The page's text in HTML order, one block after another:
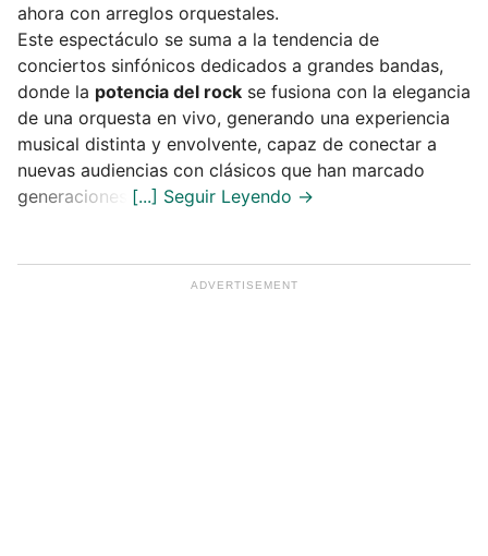
ahora con arreglos orquestales.
Este espectáculo se suma a la tendencia de
conciertos sinfónicos dedicados a grandes bandas,
donde la potencia del rock se fusiona con la elegancia
de una orquesta en vivo, generando una experiencia
musical distinta y envolvente, capaz de conectar a
nuevas audiencias con clásicos que han marcado
generaciones.